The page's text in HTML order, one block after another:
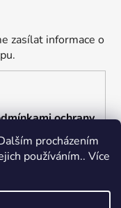
procházením
používáním.. Více
zasílat informace o
ochrany